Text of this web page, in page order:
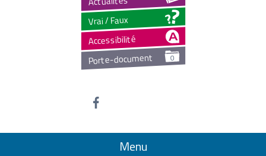
Vrai / Faux
Accessibilité
Porte-document 0
Menu